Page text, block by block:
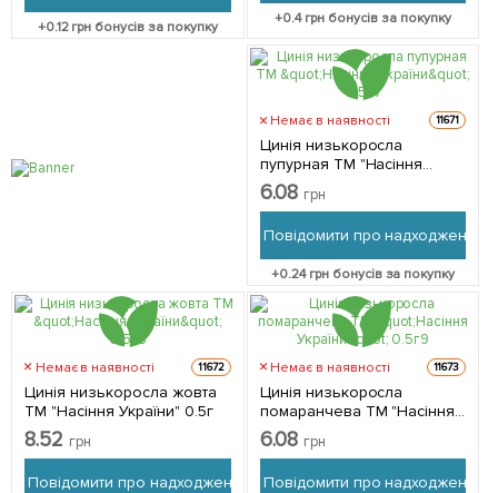
+0.12грн бонусів за покупку
+0.4грн бонусів за покупку
Немає в наявності 11671
Цинія низькоросла
пупурная ТМ "Насіння
України" 0.5г
6.08 грн
Повідомити про надходження
+0.24грн бонусів за покупку
Немає в наявності 11672
Цинія низькоросла жовта
ТМ "Насіння України" 0.5г
8.52 грн
Повідомити про надходження
Немає в наявності 11673
Цинія низькоросла
помаранчева ТМ "Насіння
України" 0.5г
6.08 грн
Повідомити про надходження